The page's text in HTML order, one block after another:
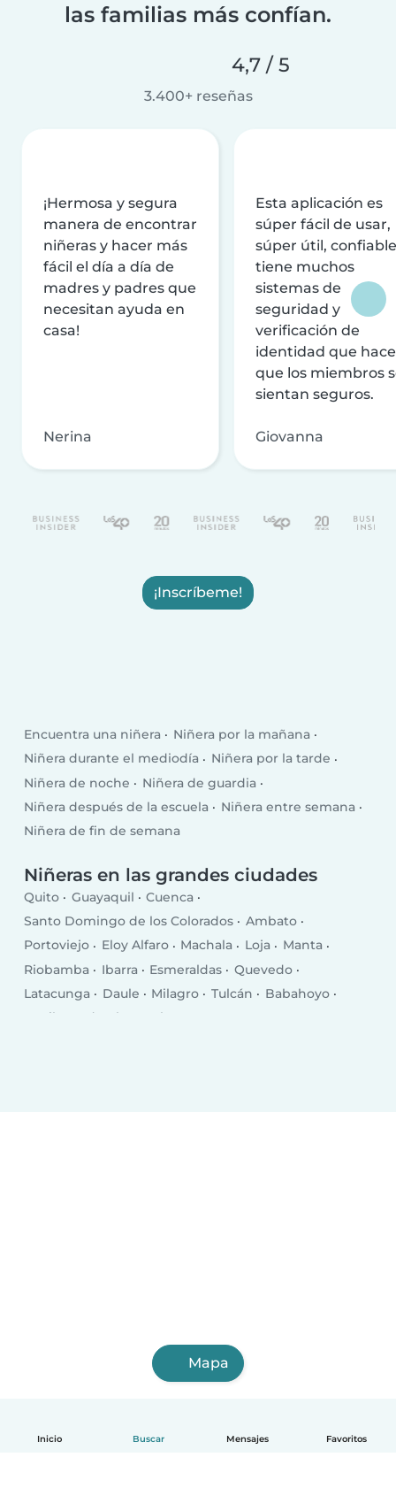
Inicio Buscar Mensajes Favoritos
las familias más confían.
4,7 / 5
3.400+ reseñas
¡Hermosa y segura
manera de encontrar
niñeras y hacer más
fácil el día a día de
madres y padres que
necesitan ayuda en
casa!
Nerina
Esta aplicación es
súper fácil de usar,
súper útil,
tiene muchos
sistemas de
seguridad y
verificación de
identidad que
que los miembros
sientan seguros.
Giovanna
¡Inscríbeme!
Encuentra una niñera
Niñera por la mañana
Niñera durante el mediodía
Niñera por la tarde
Niñera de noche
Niñera de guardia
Niñera después de la escuela
Niñera entre semana
Niñera de fin de semana
Niñeras en las grandes ciudades
Quito Guayaquil
Cuenca
Santo Domingo de los Colorados
Ambato
Portoviejo
Eloy Alfaro Machala Loja
Manta
Riobamba
Ibarra Esmeraldas
Quevedo
Latacunga
Daule Milagro Tulcán
Babahoyo
La Libertad
El Empalme
Mapa